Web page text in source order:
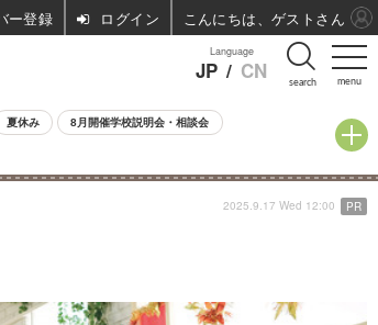
menu
Language
JP / CN search
夏休み 8月開催学校説明会・相談会
2025.9.17 Wed 12:00 PR
ログイン こんにちは、ゲストさん